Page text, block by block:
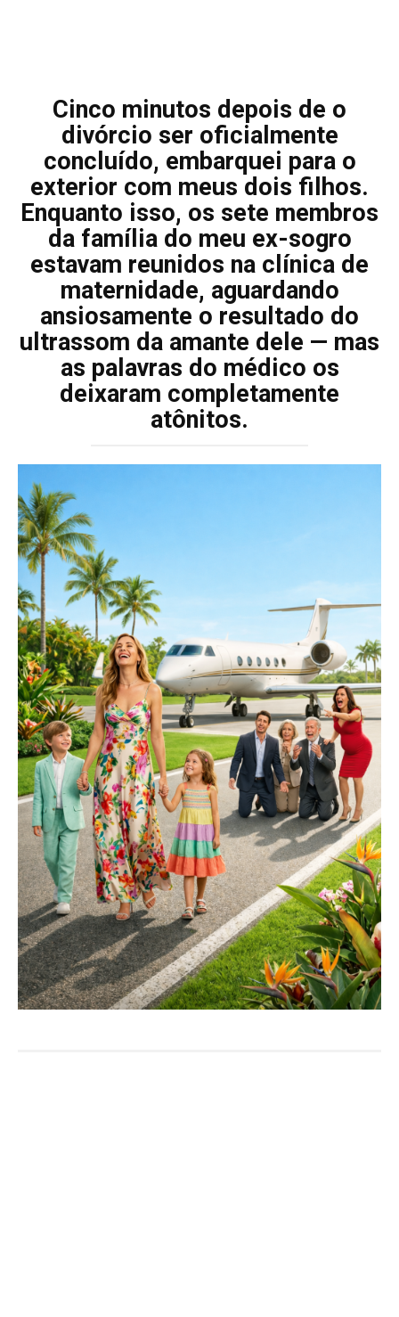
Cinco minutos depois de o
divórcio ser oficialmente
concluído, embarquei para o
exterior com meus dois filhos.
Enquanto isso, os sete membros
da família do meu ex-sogro
estavam reunidos na clínica de
maternidade, aguardando
ansiosamente o resultado do
ultrassom da amante dele — mas
as palavras do médico os
deixaram completamente
atônitos.